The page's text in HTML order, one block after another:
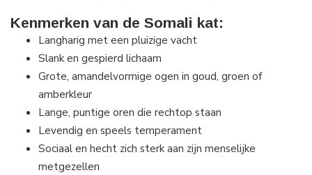
Kenmerken van de Somali kat:
Langharig met een pluizige vacht
Slank en gespierd lichaam
Grote, amandelvormige ogen in goud, groen of
amberkleur
Lange, puntige oren die rechtop staan
Levendig en speels temperament
Sociaal en hecht zich sterk aan zijn menselijke
metgezellen